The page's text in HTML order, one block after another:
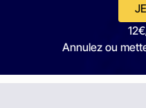
Annulez ou